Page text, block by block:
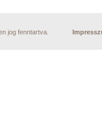
jog fenntartva.